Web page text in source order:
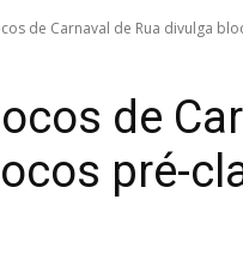
de Carnaval de Rua divulga
de
pré-